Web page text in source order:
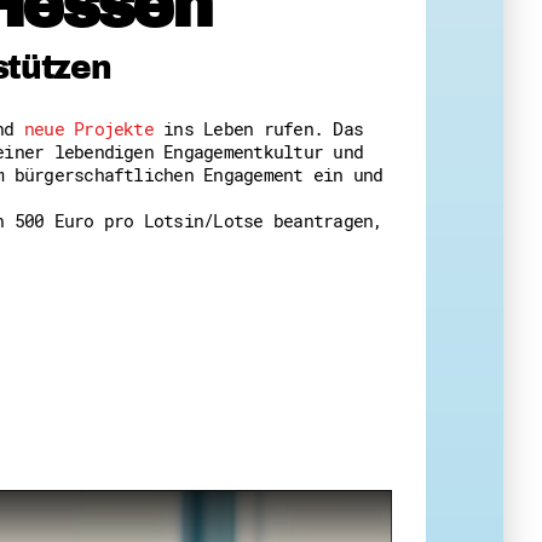
neue Projekteins Leben rufen. Das
lebendigen Engagementkultur und
Engagement ein und
500 Euro pro Lotsin/Lotse beantragen,